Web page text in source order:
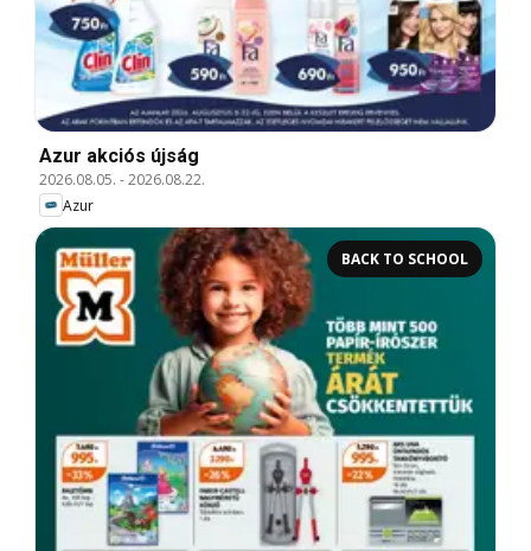
Azur akciós újság
2026.08.05. -2026.08.22.
Azur
BACK TO SCHOOL